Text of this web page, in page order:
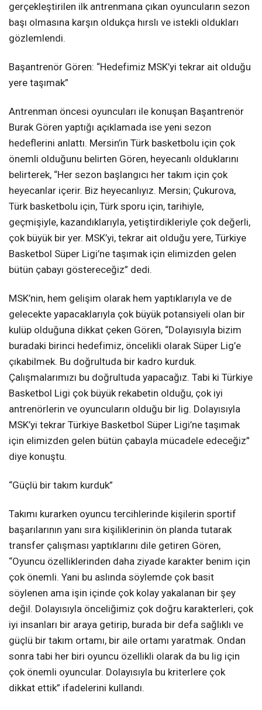
gerçekleştirilen ilk antrenmana çıkan oyuncuların sezon
başı olmasına karşın oldukça hırslı ve istekli oldukları
gözlemlendi.
Başantrenör Gören: “Hedefimiz MSK’yi tekrar ait olduğu
yere taşımak”
Antrenman öncesi oyuncuları ile konuşan Başantrenör
Burak Gören yaptığı açıklamada ise yeni sezon
hedeflerini anlattı. Mersin’in Türk basketbolu için çok
önemli olduğunu belirten Gören, heyecanlı olduklarını
belirterek, “Her sezon başlangıcı her takım için çok
heyecanlar içerir. Biz heyecanlıyız. Mersin; Çukurova,
Türk basketbolu için, Türk sporu için, tarihiyle,
geçmişiyle, kazandıklarıyla, yetiştirdikleriyle çok değerli,
çok büyük bir yer. MSK’yi, tekrar ait olduğu yere, Türkiye
Basketbol Süper Ligi’ne taşımak için elimizden gelen
bütün çabayı göstereceğiz” dedi.
MSK’nin, hem gelişim olarak hem yaptıklarıyla ve de
gelecekte yapacaklarıyla çok büyük potansiyeli olan bir
kulüp olduğuna dikkat çeken Gören, “Dolayısıyla bizim
buradaki birinci hedefimiz, öncelikli olarak Süper Lig’e
çıkabilmek. Bu doğrultuda bir kadro kurduk.
Çalışmalarımızı bu doğrultuda yapacağız. Tabi ki Türkiye
Basketbol Ligi çok büyük rekabetin olduğu, çok iyi
antrenörlerin ve oyuncuların olduğu bir lig. Dolayısıyla
MSK’yi tekrar Türkiye Basketbol Süper Ligi’ne taşımak
için elimizden gelen bütün çabayla mücadele edeceğiz”
diye konuştu.
“Güçlü bir takım kurduk”
Takımı kurarken oyuncu tercihlerinde kişilerin sportif
başarılarının yanı sıra kişiliklerinin ön planda tutarak
transfer çalışması yaptıklarını dile getiren Gören,
“Oyuncu özelliklerinden daha ziyade karakter benim için
çok önemli. Yani bu aslında söylemde çok basit
söylenen ama işin içinde çok kolay yakalanan bir şey
değil. Dolayısıyla önceliğimiz çok doğru karakterleri, çok
iyi insanları bir araya getirip, burada bir defa sağlıklı ve
güçlü bir takım ortamı, bir aile ortamı yaratmak. Ondan
sonra tabi her biri oyuncu özellikli olarak da bu lig için
çok önemli oyuncular. Dolayısıyla bu kriterlere çok
dikkat ettik” ifadelerini kullandı.